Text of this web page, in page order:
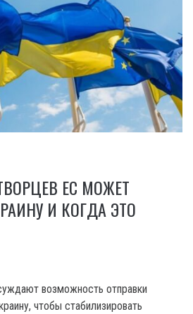
ЕС МОЖЕТ
И КОГДА ЭТО
возможность отправки
чтобы стабилизировать